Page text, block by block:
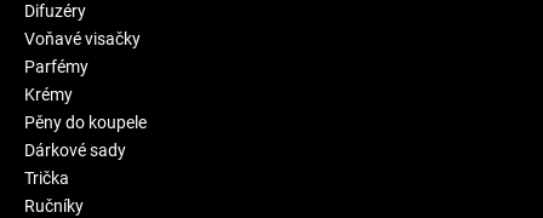
Difuzéry
Voňavé visačky
Parfémy
Krémy
Pěny do koupele
Dárkové sady
Trička
Ručníky